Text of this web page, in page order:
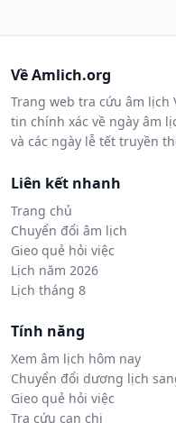
Về Amlich.org
Trang web tra cứu âm
tin chính xác về ngày âm
và các ngày lễ tết truyền
Liên kết nhanh
Trang chủ
Chuyển đổi âm lịch
Gieo quẻ hỏi việc
Lịch năm 2026
Lịch tháng 8
Tính năng
Xem âm lịch hôm nay
Chuyển đổi dương lịch
Gieo quẻ hỏi việc
Tra cứu can chi